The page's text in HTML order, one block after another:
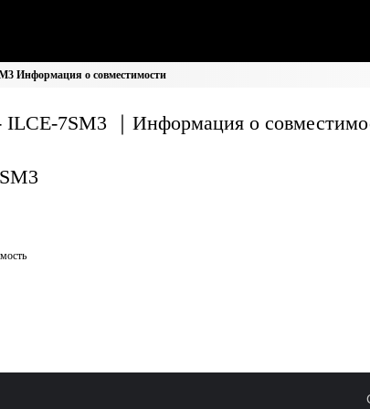
Информация о совместимости
ILCE-7SM3 ｜Информация о